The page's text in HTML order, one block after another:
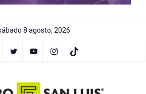
8 agosto, 2026